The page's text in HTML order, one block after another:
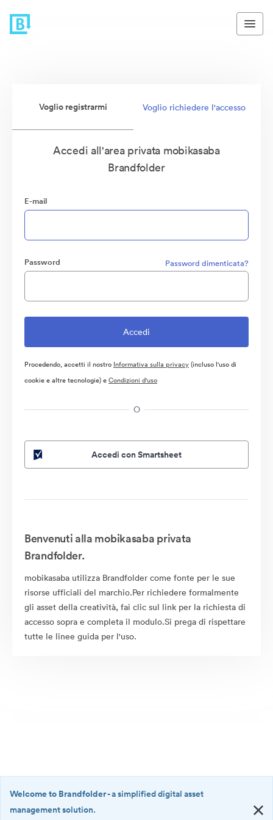
Voglio registrarmi Voglio richiedere l'accesso
Accedi all'area privata mobikasaba
Brandfolder
E-mail
Password Password dimenticata?
Procedendo, accetti il nostro Informativa sulla privacy(incluso l'uso di
cookie e altre tecnologie) eCondizioni d'uso
O
Accedi con Smartsheet
Benvenuti alla mobikasaba privata
Brandfolder.
mobikasaba utilizza Brandfolder come fonte per le sue
risorse ufficiali del marchio.Per richiedere formalmente
gli asset della creatività, fai clic sul link per la richiesta di
accesso sopra e completa il modulo.Si prega di rispettare
tutte le linee guida per l'uso.
Welcome to Brandfolder- a simplified digital asset
management solution.